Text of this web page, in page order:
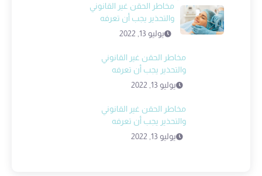
مخاطر الحقن غير القانوني
والتحذير يجب أن تعرفه
يوليو 13, 2022
مخاطر الحقن غير القانوني
والتحذير يجب أن تعرفه
يوليو 13, 2022
مخاطر الحقن غير القانوني
والتحذير يجب أن تعرفه
يوليو 13, 2022